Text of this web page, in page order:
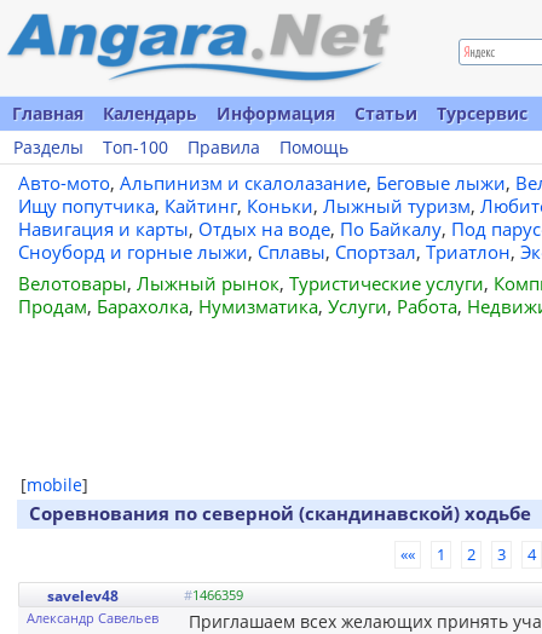
Главная Календарь Информация Статьи
Турсервис
Разделы
Топ-100 Правила Помощь
Авто-мото, Альпинизм и скалолазание, Беговые лыжи,
Ищу попутчика, Кайтинг, Коньки, Лыжный туризм,
Навигация и карты, Отдых на воде, По Байкалу, Под
Сноуборд и горные лыжи, Сплавы, Спортзал, Триатлон,
Велотовары, Лыжный рынок, Туристические услуги,
Продам, Барахолка, Нумизматика, Услуги, Работа,
[mobile]
Соревнования по северной (скандинавской) ходьбе
«« 1 2 3 4
savelev48 #1466359
Александр Савельев
Приглашаем всех желающих принять